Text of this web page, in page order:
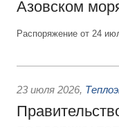
Азовском
Распоряжение от 24
23 июля 2026,